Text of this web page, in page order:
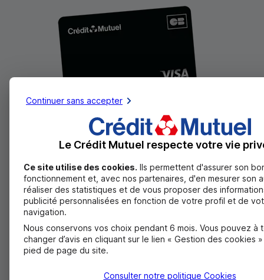
Place à l'exception
CBVisa Infinite : une carte de paiement et
de retrait aux garanties performantes
Profitez d’un statut d’exception en France et dans le
monde avec la Visa Infinite.
Découvrir la carteCBVisa Infinite
Continuer sans accepter
Le Crédit Mutuel respecte votre vie
Ce site utilise des cookies. Ils permettent d'assurer son
fonctionnement et, avec nos partenaires, d'en mesurer son
réaliser des statistiques et de vous proposer des
publicité personnalisées en fonction de votre profil et de
navigation.
Nous conservons vos choix pendant 6 mois. Vous pouvez à
changer d’avis en cliquant sur le lien « Gestion des cookies
pied de page du site.
Consulter notre politique Cookies